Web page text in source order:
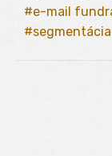
e-mail
segmentácia